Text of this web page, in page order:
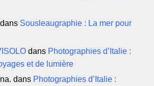
Sousleaugraphie : La mer pour
dans Photographies d’Italie :
et de lumière
dans Photographies d’Italie :